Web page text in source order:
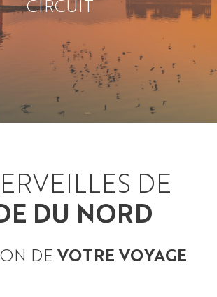
CIRCUIT
DE
DU NORD
DE VOTRE VOYAGE